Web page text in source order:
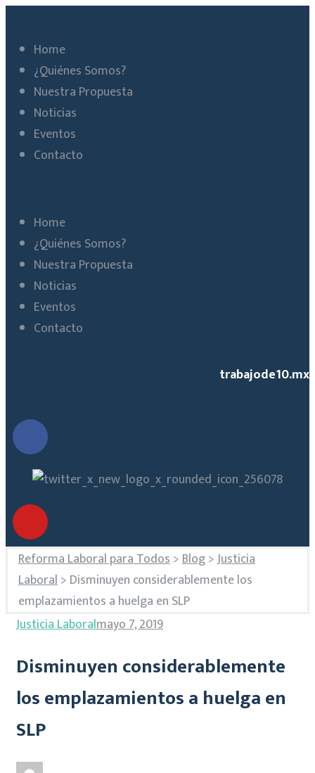
Home
¿Quiénes Somos?
Nuestra Propuesta
Noticias
Eventos
Contacto
Home
¿Quiénes Somos?
Nuestra Propuesta
Noticias
Eventos
Contacto
trabajode10.mx
Reforma Laboral para Todos>Blog>Justicia
Laboral> Disminuyen considerablemente los
emplazamientos a huelga en SLP
Justicia Laboralmayo 7, 2019
Disminuyen considerablemente
los emplazamientos a huelga en
SLP